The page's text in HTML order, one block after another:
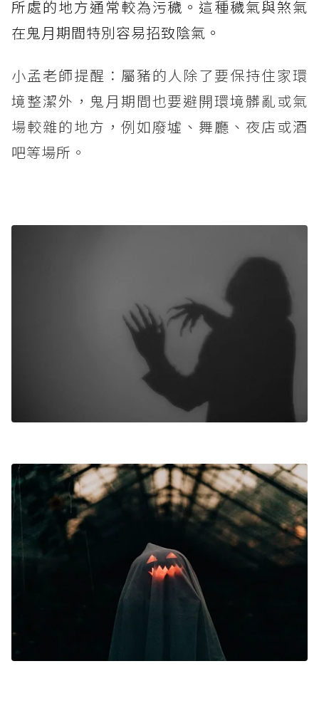
所處的地方通常較為污穢。這種穢氣與煞氣
在鬼月期間特別容易招致陰氣。
小孟老師提醒：屬豬的人除了要保持住家環
境整潔外，鬼月期間也要避開環境髒亂或氣
場較雜的地方，例如廢墟、舞廳、夜店或酒
吧等場所。